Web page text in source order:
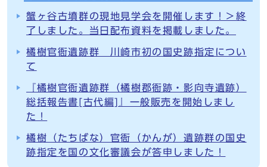
蟹ヶ谷古墳群の現地見学会を開催します！＞終
了しました。当日配布資料を掲載しました。
橘樹官衙遺跡群 川崎市初の国史跡指定につい
て
『橘樹官衙遺跡群（橘樹郡衙跡・影向寺遺跡）
総括報告書[古代編]』一般販売を開始しまし
た！
橘樹（たちばな）官衙（かんが）遺跡群の国史
跡指定を国の文化審議会が答申しました！